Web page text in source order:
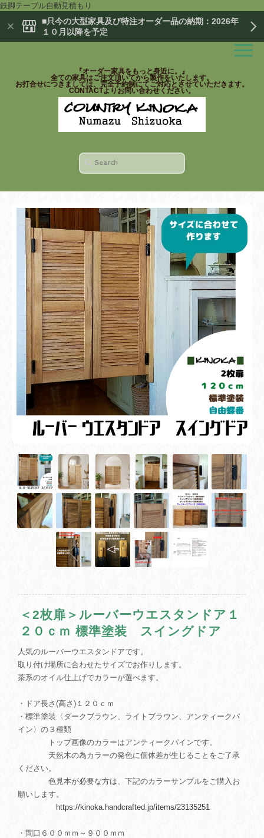
鉄脚テーブル自動見積もり
■只今の大型家具及び特注オーダー品の納期：2026年
１０月以降を予定
『オーダー家具をもっと身近に。』
全ての家具はご注文頂いてから製作をいたします。
お打合せにつきましては、完全予約制にてご対応とさせていただきます。
CONTACTよりお問い合わせください。
＜2枚扉＞ルーバーウエスタンドア１
２０ｃｍ 標準塗装 スイングドア
人気のルーバーウエスタンドアです。
取り付け場所に合わせたサイズでお作りします。
茶系のオイル仕上げでカラーが選べます。
・ドア長さ(高さ)１２０ｃｍ
・標準塗装〈ダークブラウン、ライトブラウン、アンティークパ
イン〉の３種類
トップ画像のカラーはアンティークパインです。
天然木の為カラーの発色に個体差が生じることをご了承
ください。
色見本が必要な方は、下記のカラーサンプルをご購入お
願いします。
https://kinoka.handcrafted.jp/items/23135251
・間口６００ｍｍ～９００ｍｍ